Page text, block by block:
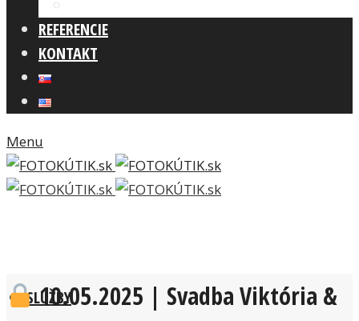
REFERENCIE
KONTAKT
Menu
SLUŽBY
10.05.2025 | Svadba Viktória &